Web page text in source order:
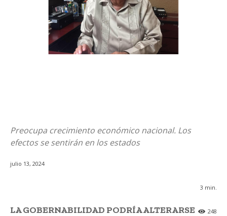
Preocupa crecimiento económico nacional. Los
efectos se sentirán en los estados
julio 13, 2024
3 min.
248
LA GOBERNABILIDAD PODRÍA ALTERARSE